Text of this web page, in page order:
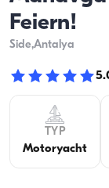
Feiern!
Side,Antalya
TYP
Motoryacht